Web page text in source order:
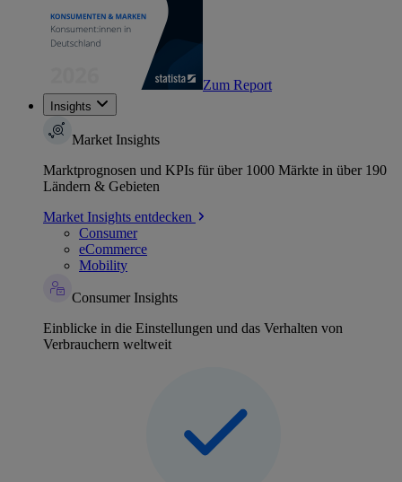
Zum Report
Insights
Market Insights
Marktprognosen und KPIs für über 1000 Märkte in über 190
Ländern & Gebieten
Market Insights entdecken
Consumer
eCommerce
Mobility
Consumer Insights
Einblicke in die Einstellungen und das Verhalten von
Verbrauchern weltweit